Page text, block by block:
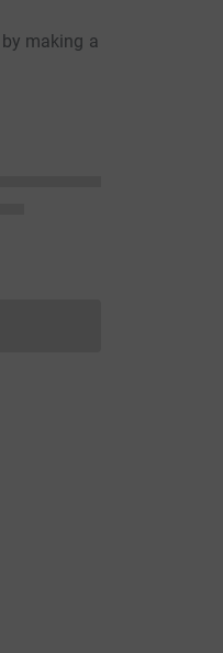
making a
currently be made